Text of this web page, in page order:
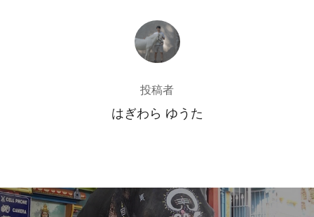
投稿者
投稿者
はぎわら ゆうた
投